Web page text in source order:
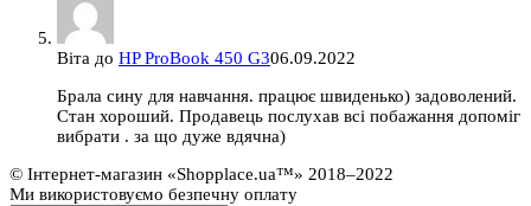
Віта до HP ProBook 450 G306.09.2022
Брала сину для навчання. працює швиденько) задоволений.
Стан хороший. Продавець послухав всі побажання допоміг
вибрати . за що дуже вдячна)
© Інтернет-магазин «Shopplace.ua™» 2018–2022
Ми використовуємо безпечну оплату